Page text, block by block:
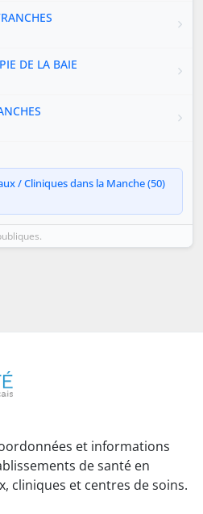
DE LA BAIE
/ Cliniques dans la Manche (50)
et informations
de santé en
cliniques et centres de soins.